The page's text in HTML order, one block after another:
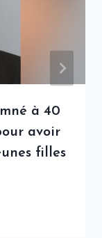
à 40
avoir
filles